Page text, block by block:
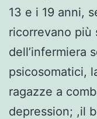
13 e i 19 anni,
ricorrevano più
dell’infermiera
psicosomatici,
ragazze a
depression; ,il